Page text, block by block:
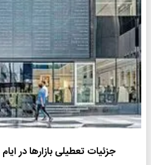
جزئیات تعطیلی بازارها در